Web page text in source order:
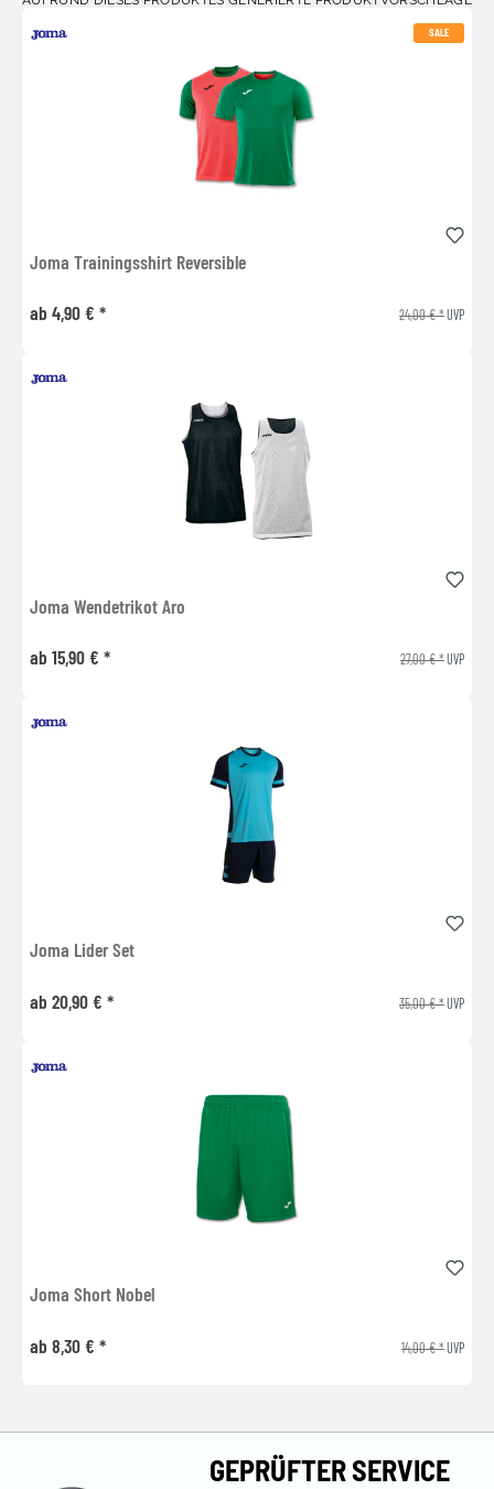
SALE
Joma Trainingsshirt Reversible
ab 4,90 € * 24,00 € *UVP
Joma Wendetrikot Aro
ab 15,90 € * 27,00 € *UVP
Joma Lider Set
ab 20,90 € * 35,00 € *UVP
Joma Short Nobel
ab 8,30 € * 14,00 € *UVP
GEPRÜFTER SERVICE